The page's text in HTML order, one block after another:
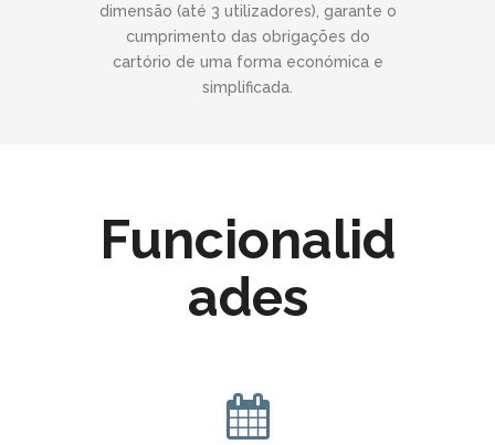
dimensão (até 3 utilizadores), garante o
cumprimento das obrigações do
cartório de uma forma económica e
simplificada.
Funcionalid
ades